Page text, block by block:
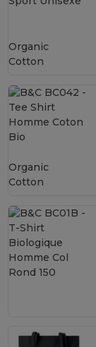
Organic
Cotton
Organic
Cotton